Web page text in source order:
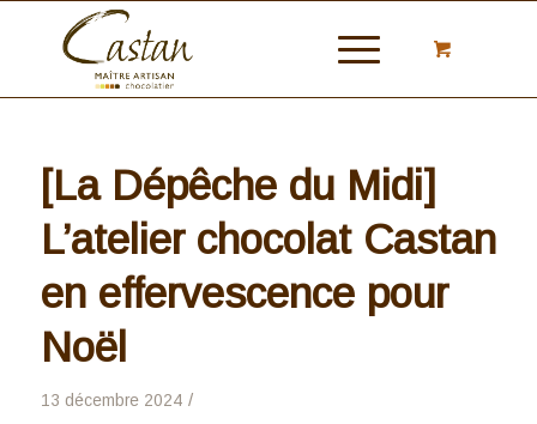
[La Dépêche du Midi]
L’atelier chocolat Castan
en effervescence pour
Noël
13 décembre 2024 /